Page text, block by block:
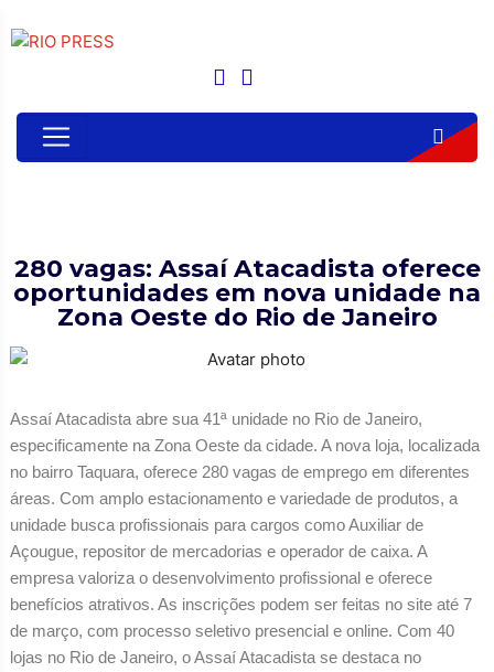
280 vagas: Assaí Atacadista oferece
oportunidades em nova unidade na
Zona Oeste do Rio de Janeiro
Assaí Atacadista abre sua 41ª unidade no Rio de Janeiro,
especificamente na Zona Oeste da cidade. A nova loja, localizada
no bairro Taquara, oferece 280 vagas de emprego em diferentes
áreas. Com amplo estacionamento e variedade de produtos, a
unidade busca profissionais para cargos como Auxiliar de
Açougue, repositor de mercadorias e operador de caixa. A
empresa valoriza o desenvolvimento profissional e oferece
benefícios atrativos. As inscrições podem ser feitas no site até 7
de março, com processo seletivo presencial e online. Com 40
lojas no Rio de Janeiro, o Assaí Atacadista se destaca no